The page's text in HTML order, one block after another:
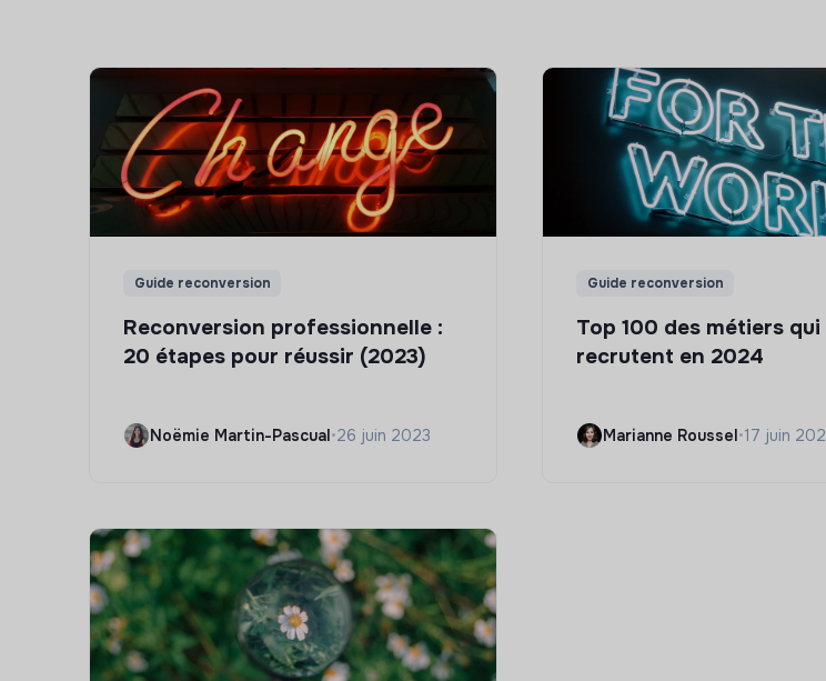
Guide reconversion
Reconversion professionnelle :
20 étapes pour réussir (2023)
Noëmie Martin-Pascual•26 juin 2023
Guide reconversion
Top 100 des métiers qui
recrutent en 2024
Marianne Roussel•17 juin